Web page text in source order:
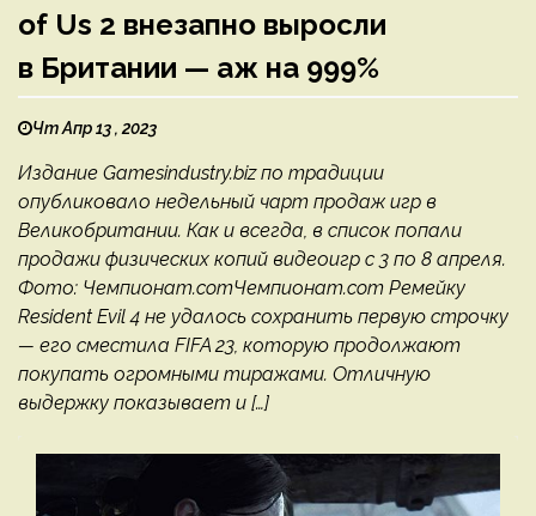
of Us 2 внезапно выросли
в Британии — аж на 999%
Чт Апр 13 , 2023
Издание Gamesindustry.biz по традиции
опубликовало недельный чарт продаж игр в
Великобритании. Как и всегда, в список попали
продажи физических копий видеоигр с 3 по 8 апреля.
Фото: Чемпионат.comЧемпионат.com Ремейку
Resident Evil 4 не удалось сохранить первую строчку
— его сместила FIFA 23, которую продолжают
покупать огромными тиражами. Отличную
выдержку показывает и […]